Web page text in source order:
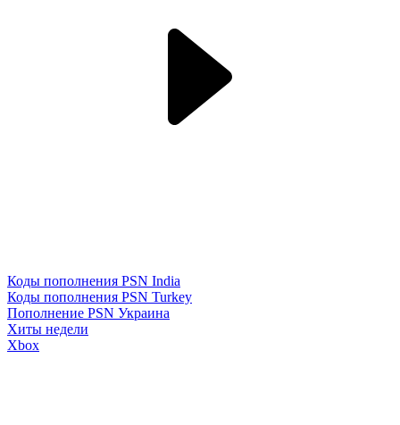
Коды пополнения PSN India
Коды пополнения PSN Turkey
Пополнение PSN Украина
Хиты недели
Xbox